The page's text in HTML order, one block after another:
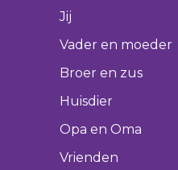
Jij
Vader en moeder
Broer en zus
Huisdier
Opa en Oma
Vrienden